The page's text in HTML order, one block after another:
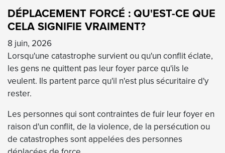
DÉPLACEMENT FORCÉ : QU'EST-CE QUE
CELA SIGNIFIE VRAIMENT?
8 juin, 2026
Lorsqu'une catastrophe survient ou qu'un conflit éclate,
les gens ne quittent pas leur foyer parce qu'ils le
veulent. Ils partent parce qu'il n'est plus sécuritaire d'y
rester.
Les personnes qui sont contraintes de fuir leur foyer en
raison d'un conflit, de la violence, de la persécution ou
de catastrophes sont appelées des personnes